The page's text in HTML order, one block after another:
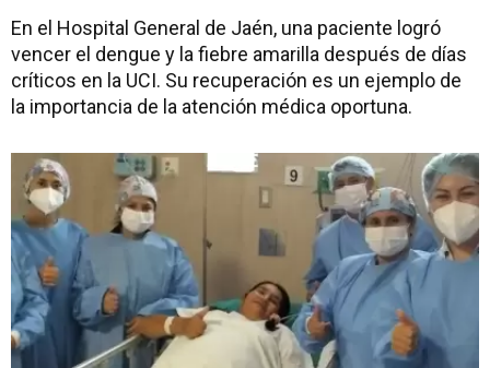
En el Hospital General de Jaén, una paciente logró
vencer el dengue y la fiebre amarilla después de días
críticos en la UCI. Su recuperación es un ejemplo de
la importancia de la atención médica oportuna.